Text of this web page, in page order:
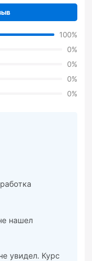
100%
0%
0%
0%
0%
нашел
увидел. Курс